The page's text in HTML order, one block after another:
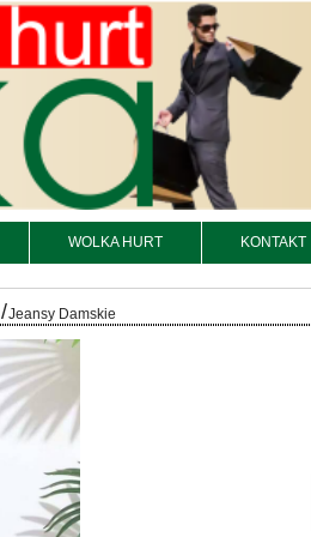
WOLKA HURT KONTAKT
/Jeansy Damskie